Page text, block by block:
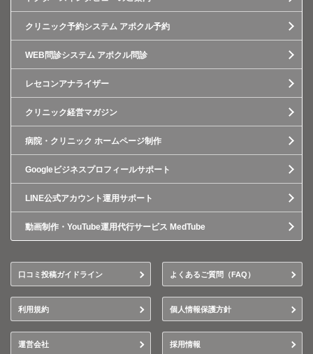
クリニック予約システム アポクル予約
WEB問診システム アポクル問診
レセコンアナライザー
クリニック経営マガジン
病院・クリニック ホームページ制作
Googleビジネスプロフィールサポート
LINE公式アカウント運用サポート
動画制作・YouTube運用代行サービス MedTube
口コミ投稿ガイドライン よくあるご質問（FAQ）
利用規約 個人情報保護方針
運営会社 採用情報